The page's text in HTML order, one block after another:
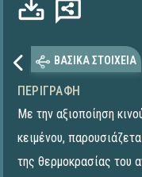
ΒΑΣΙΚΑ ΣΤΟΙΧΕΙΑ
ΠΕΡΙΓΡΑΦΉ
Με την αξιοποίηση
κειμένου,
της θερμοκρασίας του